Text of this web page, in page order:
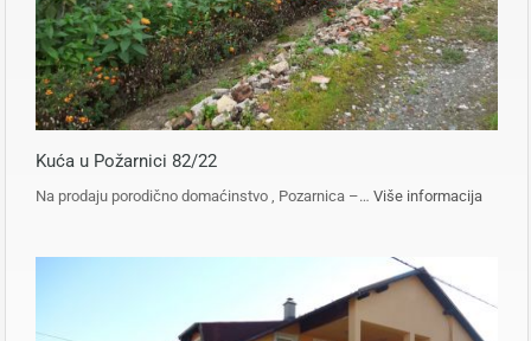
Kuća u Požarnici 82/22
Na prodaju porodično domaćinstvo , Pozarnica –… Više informacija